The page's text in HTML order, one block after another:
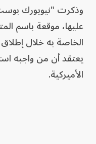
وذكرت "نيويورك
عليها، موقعة باسم
الخاصة به خلال
يعتقد أن من واجبه
الأميركية.